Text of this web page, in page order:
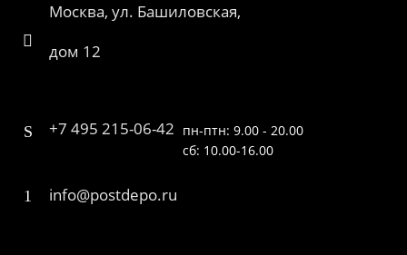
Москва, ул. Башиловская,
дом 12
+7 495 215-06-42 пн-птн: 9.00 - 20.00
сб: 10.00-16.00
info@postdepo.ru